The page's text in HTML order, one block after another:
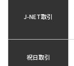
J-NET取引
祝日取引